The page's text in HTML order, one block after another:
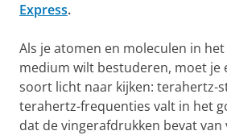
Express.
Als je atomen en moleculen in
medium wilt bestuderen, moet je
soort licht naar kijken: terahertz-
terahertz-frequenties valt in het
dat de vingerafdrukken bevat